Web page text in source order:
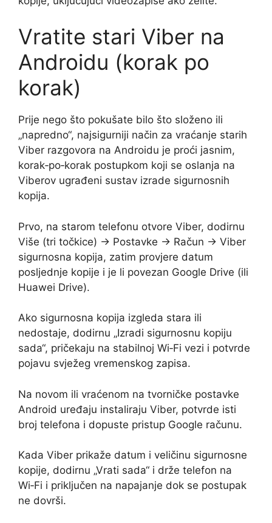
Vratite stari Viber na
Androidu (korak po
korak)
Prije nego što pokušate bilo što složeno ili
„napredno“, najsigurniji način za vraćanje starih
Viber razgovora na Androidu je proći jasnim,
korak‑po‑korak postupkom koji se oslanja na
Viberov ugrađeni sustav izrade sigurnosnih
kopija.
Prvo, na starom telefonu otvore Viber, dodirnu
Više (tri točkice) → Postavke → Račun → Viber
sigurnosna kopija, zatim provjere datum
posljednje kopije i je li povezan Google Drive (ili
Huawei Drive).
Ako sigurnosna kopija izgleda stara ili
nedostaje, dodirnu „Izradi sigurnosnu kopiju
sada“, pričekaju na stabilnoj Wi‑Fi vezi i potvrde
pojavu svježeg vremenskog zapisa.
Na novom ili vraćenom na tvorničke postavke
Android uređaju instaliraju Viber, potvrde isti
broj telefona i dopuste pristup Google računu.
Kada Viber prikaže datum i veličinu sigurnosne
kopije, dodirnu „Vrati sada“ i drže telefon na
Wi‑Fi i priključen na napajanje dok se postupak
ne dovrši.